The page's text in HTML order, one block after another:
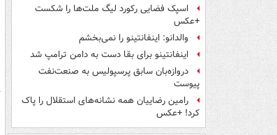
اسپک فضایی رکورد لیگ ملت‌ها را شکست
+عکس
والدانو: اینفانتینو را نمی‌بخشم
اینفانتینو برای بقا دست به دامن ترامپ شد
دروازه‌بان سابق پرسپولیس به صنعت‌نفت
پیوست
رامین رضاییان همه نشانه‌های استقلال را پاک
کرد! +عکس